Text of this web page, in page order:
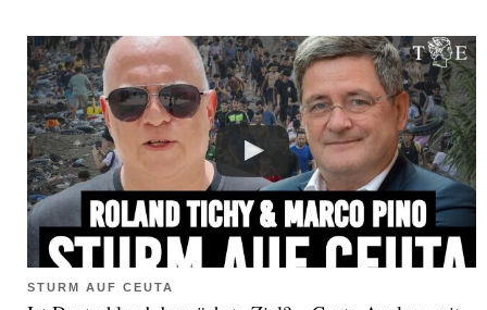
STURM AUF CEUTA